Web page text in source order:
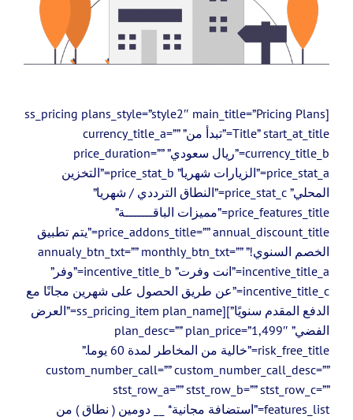
[ss_pricing plans_style=”style2″ main_title=”Pricing Plans
Title” start_at_title=”تبدأ من” currency_title_a=””
currency_title_b=”ريال سعودي” price_duration=””
price_stat_a=”الزيارات شهريا” price_stat_b=”التخزين
المحلي” price_stat_c=”النطاق الترددي / شهريا”
price_features_title=”مميزات الباقـــــــة”
price_addons_title=”” annual_discount_title=”يتم تطبيق
الخصم السنوي!” annualy_btn_txt=”” monthly_btn_txt=””
incentive_title_a=”انت وفرت” incentive_title_b=”وفر”
incentive_title_c=”عن طريق الحصول على شهرين مجانًا مع
الدفع المقدم سنويًا”][ss_pricing_item plan_name=”العرض
الفضي” plan_desc=”” plan_price=”1,499″
risk_free_title=”خالية من المخاطر لمدة 60 يوما.”
custom_number_call=”” custom_number_call_desc=””
stst_row_a=”” stst_row_b=”” stst_row_c=””
features_list=”استضافة مجانية* __ دومين ( نطاق ) من